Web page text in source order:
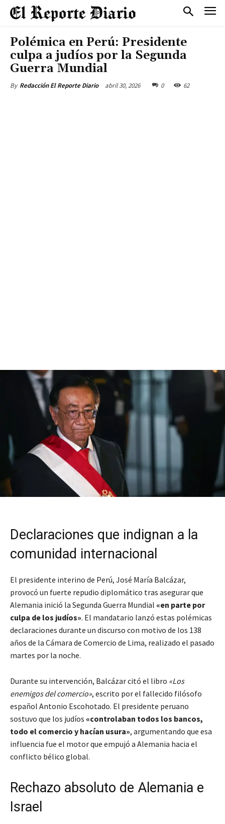
Polémica en Perú: Presidente
culpa a judíos por la Segunda
Guerra Mundial
By Redacción El Reporte Diario abril 30, 2026 0 62
Declaraciones que indignan a la
comunidad internacional
El presidente interino de Perú, José María Balcázar,
provocó un fuerte repudio diplomático tras asegurar que
Alemania inició la Segunda Guerra Mundial «en parte por
culpa de los judíos». El mandatario lanzó estas polémicas
declaraciones durante un discurso con motivo de los 138
años de la Cámara de Comercio de Lima, realizado el pasado
martes por la noche.
Durante su intervención, Balcázar citó el libro «Los
enemigos del comercio», escrito por el fallecido filósofo
español Antonio Escohotado. El presidente peruano
sostuvo que los judíos «controlaban todos los bancos,
todo el comercio y hacían usura», argumentando que esa
influencia fue el motor que empujó a Alemania hacia el
conflicto bélico global.
Rechazo absoluto de Alemania e
Israel